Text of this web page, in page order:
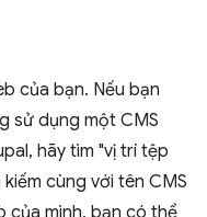
của bạn. Nếu bạn
sử dụng một CMS
hãy tìm "vị trí tệp
cùng với tên CMS
của mình, bạn có thể